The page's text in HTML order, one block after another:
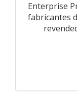
Enterprise
fabricantes